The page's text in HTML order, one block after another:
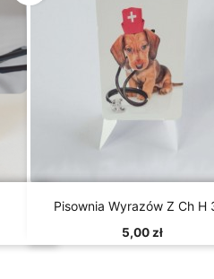
Szybki podgląd
Pisownia Wyrazów Z Ch H
5,00 zł